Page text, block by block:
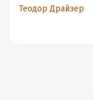
Теодор Драйзер